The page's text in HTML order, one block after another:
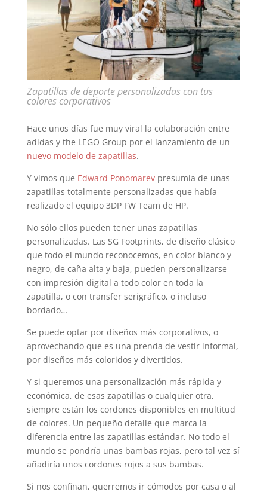
Zapatillas de deporte personalizadas con tus
colores corporativos
Hace unos días fue muy viral la colaboración entre
adidas y the LEGO Group por el lanzamiento de un
nuevo modelo de zapatillas.
Y vimos que Edward Ponomarevpresumía de unas
zapatillas totalmente personalizadas que había
realizado el equipo 3DP FW Team de HP.
No sólo ellos pueden tener unas zapatillas
personalizadas. Las SG Footprints, de diseño clásico
que todo el mundo reconocemos, en color blanco y
negro, de caña alta y baja, pueden personalizarse
con impresión digital a todo color en toda la
zapatilla, o con transfer serigráfico, o incluso
bordado…
Se puede optar por diseños más corporativos, o
aprovechando que es una prenda de vestir informal,
por diseños más coloridos y divertidos.
Y si queremos una personalización más rápida y
económica, de esas zapatillas o cualquier otra,
siempre están los cordones disponibles en multitud
de colores. Un pequeño detalle que marca la
diferencia entre las zapatillas estándar. No todo el
mundo se pondría unas bambas rojas, pero tal vez sí
añadiría unos cordones rojos a sus bambas.
Si nos confinan, querremos ir cómodos por casa o al